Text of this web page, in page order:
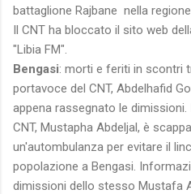
battaglione Rajbane nella
Il CNT ha bloccato il sito web
"Libia FM".
Bengasi: morti e feriti in scontri
portavoce del CNT, Abdelhafid
appena rassegnato le dimissioni.
CNT, Mustapha Abdeljal, è
un'autombulanza per evitare il
popolazione a Bengasi.
dimissioni dello stesso Mustafa